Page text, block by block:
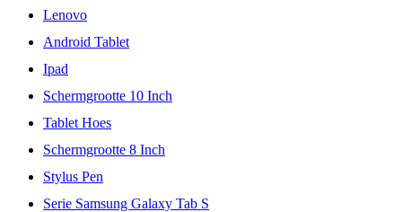
Lenovo
Android Tablet
Ipad
Schermgrootte 10 Inch
Tablet Hoes
Schermgrootte 8 Inch
Stylus Pen
Serie Samsung Galaxy Tab S